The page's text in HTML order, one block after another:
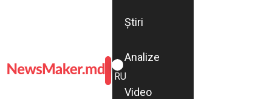
ROMÂNĂ
RU
Știri
Analize
Video